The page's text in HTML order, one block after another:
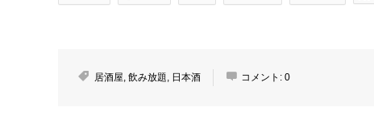
居酒屋, 飲み放題, 日本酒 コメント: 0